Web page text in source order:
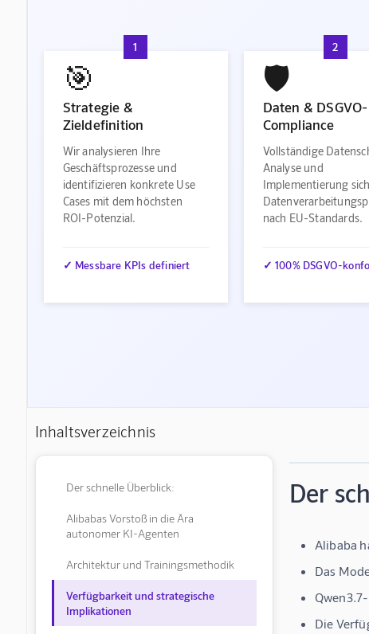
1
🎯
Strategie &
Zieldefinition
Wir analysieren Ihre
Geschäftsprozesse und
identifizieren konkrete Use
Cases mit dem höchsten
ROI-Potenzial.
✓ Messbare KPIs definiert
2
🛡️
Daten & DSGVO-
Compliance
Vollständige
Analyse und
Implementierung
nach EU-Standards.
✓ 100% DSGVO-
Inhaltsverzeichnis
Der schnelle Überblick:
Alibabas Vorstoß in die Ära
autonomer KI-Agenten
Architektur und Trainingsmethodik
Verfügbarkeit und strategische
Implikationen
Der
Alibaba
Das
Die